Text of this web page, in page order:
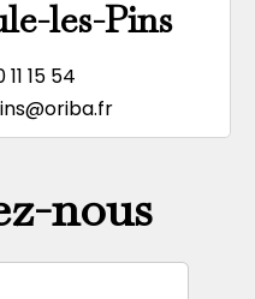
les-Pins
15 54
nous